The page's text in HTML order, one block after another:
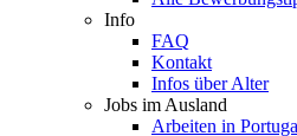
Info
FAQ
Kontakt
Infos über Alter
Jobs im Ausland
Arbeiten in